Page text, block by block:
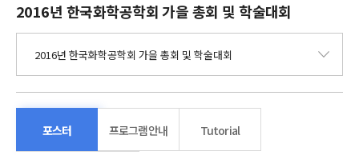
2016년 한국화학공학회 가을 총회 및 학술대회
포스터 프로그램안내 Tutorial